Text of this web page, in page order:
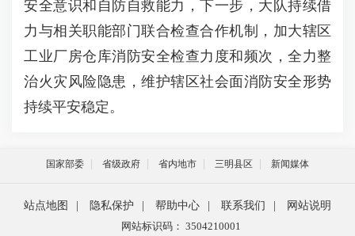
安全意识和自防自救能力，下一步，大队持续借
力与相关职能部门联合检查合作机制，加大辖区
工业厂房仓库消防安全检查力度和频次，全力整
治火灾风险隐患，维护辖区社会面消防安全形势
持续平安稳定。
国家部委 省级政府 省内地市 三明县区 新闻媒体
站点地图 隐私保护 帮助中心 联系我们
网站说明
网站标识码： 3504210001